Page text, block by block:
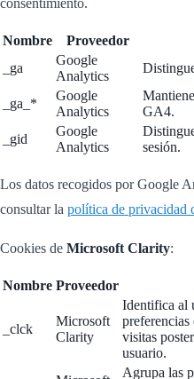
Nombre Proveedor
_ga
Google
Analytics
_ga_*
Google
Analytics
GA4.
_gid
Google
Analytics
sesión.
Los datos recogidos por Google
consultar la política de privacidad
Cookies de Microsoft Clarity:
Nombre Proveedor
_clck
Microsoft
Clarity
Identifica al
visitas
usuario.
Agrupa las